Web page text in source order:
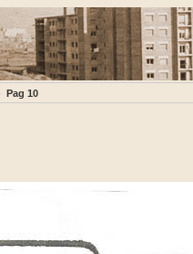
Pag 10